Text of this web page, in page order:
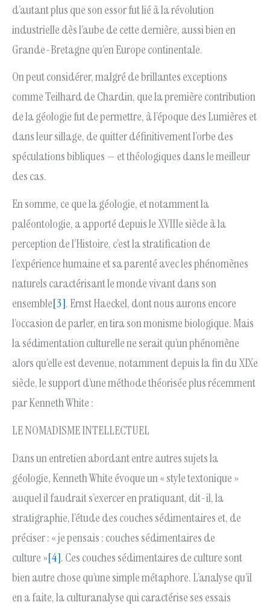
d’autant plus que son essor fut lié à la révolution
industrielle dès l’aube de cette dernière, aussi bien en
Grande-Bretagne qu’en Europe continentale.
On peut considérer, malgré de brillantes exceptions
comme Teilhard de Chardin, que la première contribution
de la géologie fut de permettre, à l’époque des Lumières et
dans leur sillage, de quitter définitivement l’orbe des
spéculations bibliques — et théologiques dans le meilleur
des cas.
En somme, ce que la géologie, et notamment la
paléontologie, a apporté depuis le XVIIIe siècle à la
perception de l’Histoire, c’est la stratification de
l’expérience humaine et sa parenté avec les phénomènes
naturels caractérisant le monde vivant dans son
ensemble[3]. Ernst Haeckel, dont nous aurons encore
l’occasion de parler, en tira son monisme biologique. Mais
la sédimentation culturelle ne serait qu’un phénomène
alors qu’elle est devenue, notamment depuis la fin du XIXe
siècle, le support d’une méthode théorisée plus récemment
par Kenneth White :
LE NOMADISME INTELLECTUEL
Dans un entretien abordant entre autres sujets la
géologie, Kenneth White évoque un « style textonique »
auquel il faudrait s’exercer en pratiquant, dit-il, la
stratigraphie, l’étude des couches sédimentaires et, de
préciser : « je pensais : couches sédimentaires de
culture »[4]. Ces couches sédimentaires de culture sont
bien autre chose qu’une simple métaphore. L’analyse qu’il
en a faite, la culturanalyse qui caractérise ses essais